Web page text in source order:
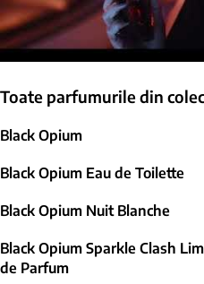
Toate parfumurile din
Black Opium
Black Opium Eau de Toilette
Black Opium Nuit Blanche
Black Opium Sparkle Clash
de Parfum